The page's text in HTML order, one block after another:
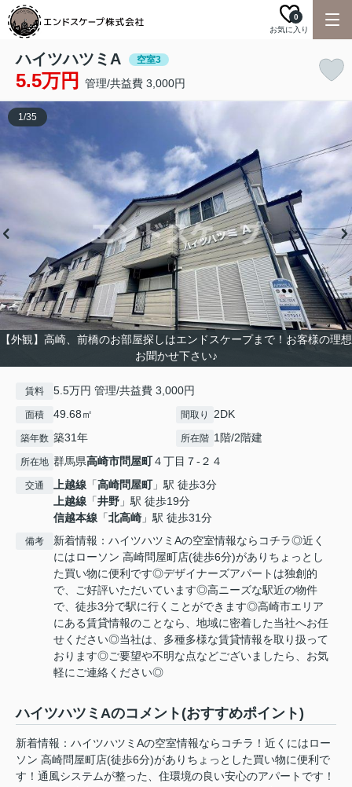
お気に入り
0
ハイツハツミA 空室3
5.5万円 管理/共益費 3,000円
【外観】高崎、前橋のお部屋探しはエンドスケープまで！お客様の理想
お聞かせ下さい♪
1/35
賃料 5.5万円 管理/共益費 3,000円
面積 49.68㎡ 間取り 2DK
築年数 築31年 所在階 1階/2階建
所在地 群馬県高崎市問屋町４丁目７-２４
交通 上越線 「高崎問屋町」駅 徒歩3分
上越線 「井野 」駅 徒歩19分
信越本線 「北高崎 」駅 徒歩31分
備考
新着情報：ハイツハツミAの空室情報ならコチラ◎近く
にはローソン 高崎問屋町店(徒歩6分)がありちょっとし
た買い物に便利です◎デザイナーズアパートは独創的
で、ご好評いただいています◎高ニーズな駅近の物件
で、徒歩3分で駅に行くことができます◎高崎市エリア
にある賃貸情報のことなら、地域に密着した当社へお任
せください◎当社は、多種多様な賃貸情報を取り扱って
おります◎ご要望や不明な点などございましたら、お気
軽にご連絡ください◎
ハイツハツミAのコメント(おすすめポイント)
新着情報：ハイツハツミAの空室情報ならコチラ！近くにはロー
ソン 高崎問屋町店(徒歩6分)がありちょっとした買い物に便利で
す！通風システムが整った、住環境の良い安心のアパートです！